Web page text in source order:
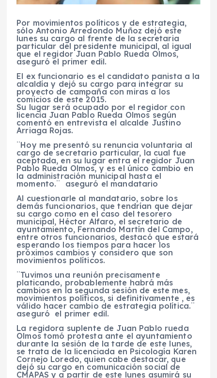
Por movimientos políticos y de estrategia,
sólo Antonio Arredondo Muñoz dejó este
lunes su cargo al frente de la secretaria
particular del presidente municipal, al igual
que el regidor Juan Pablo Rueda Olmos,
aseguró el primer edil.
El ex funcionario es el candidato panista a la
alcaldía y dejó su cargo para integrar su
proyecto de campaña con miras a los
comicios de este 2015.
Su lugar será ocupado por el regidor con
licencia Juan Pablo Rueda Olmos según
comentó en entrevista el alcalde Justino
Arriaga Rojas.
¨Hoy me presentó su renuncia voluntaria al
cargo de secretario particular, la cual fue
aceptada, en su lugar entra el regidor Juan
Pablo Rueda Olmos, y es el único cambio en
la administración municipal hasta el
momento.¨ aseguró el mandatario
Al cuestionarle al mandatario, sobre los
demás funcionarios, que tendrían que dejar
su cargo como en el caso del tesorero
municipal, Héctor Alfaro, el secretario de
ayuntamiento, Fernando Martín del Campo,
entre otros funcionarios, destacó que estará
esperando los tiempos para hacer los
próximos cambios y considero que son
movimientos políticos.
¨Tuvimos una reunión precisamente
platicando, probablemente habrá más
cambios en la segunda sesión de este mes,
movimientos políticos, si definitivamente , es
válido hacer cambio de estrategia política.¨
aseguró el primer edil.
La regidora suplente de Juan Pablo rueda
Olmos tomó protesta ante el ayuntamiento
durante la sesión de la tarde de este lunes,
se trata de la licenciada en Psicología Karen
Cornejo Loredo, quien cabe destacar, que
dejó su cargo en comunicación social de
CMAPAS y a partir de este lunes asumirá su